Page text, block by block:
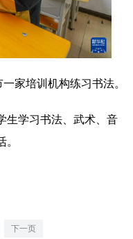
金融 汽车
信息化 数字经济
时尚 悦读
家培训机构练习书法。
学习书法、武术、音
。
下一页